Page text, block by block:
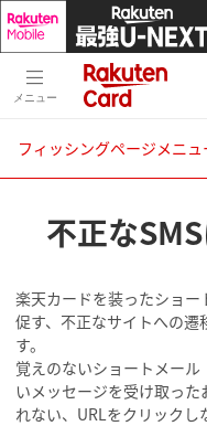
メニュー
フィッシングページメニュ
不正な
楽天カードを装ったショー
促す、不正なサイトへの遷
す。
覚えのないショートメー
いメッセージを受け取っ
れない、URLをクリックし